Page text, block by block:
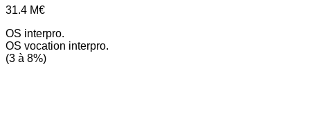
31.4 M€
OS interpro.
OS vocation interpro.
(3 à 8%)